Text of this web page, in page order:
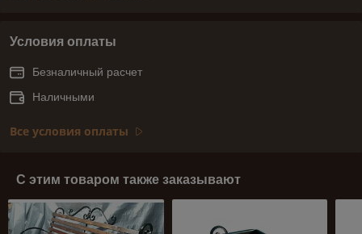
Условия оплаты
Безналичный расчет
Наличными
Все условия оплаты
С этим товаром также заказывают